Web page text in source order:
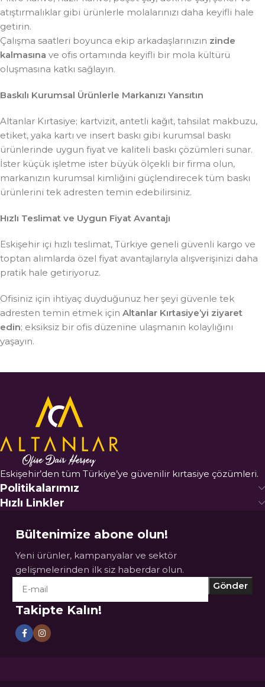
atıştırmalıklar gibi ürünlerle molalarınızı daha keyifli hale
getirin.
Çalışma saatleri boyunca ekip arkadaşlarınızın zinde
kalmasına ve ofis ortamında keyifli bir mola kültürü
oluşmasına katkı sağlayın.
Baskılı Kurumsal Ürünlerle Markanızı Yansıtın
Altanlar Kırtasiye; kartvizit, antetli kağıt, tahsilat makbuzu,
etiket, yaka kartı ve insert baskı gibi kurumsal baskı
ürünlerinde uygun fiyat ve kaliteli baskı çözümleri sunar.
İster küçük işletme ister büyük ölçekli bir firma olun,
markanızın kurumsal kimliğini güçlendirecek tüm baskı
ürünlerini tek adresten temin edebilirsiniz.
Hızlı Teslimat ve Uygun Fiyat Avantajı
Eskişehir içi hızlı teslimat, Türkiye geneli güvenli kargo ve
toptan alımlarda özel fiyat avantajlarıyla alışverişinizi daha
pratik hale getiriyoruz.
Ofisiniz için ihtiyaç duyduğunuz her şeyi güvenle tek
adresten temin etmek için Altanlar Kırtasiye’yi ziyaret
edin; eksiksiz bir ofis düzenine ulaşmanın kolaylığını
yaşayın.
Eskişehir’den tüm Türkiye’ye güvenilir kırtasiye çözümleri.
Politikalarımız
Hızlı Linkler
Bültenimize abone olun!
Yeni ürünler, kampanyalar ve sektör
gelişmelerinden ilk siz haberdar olun.
Takipte Kalın!